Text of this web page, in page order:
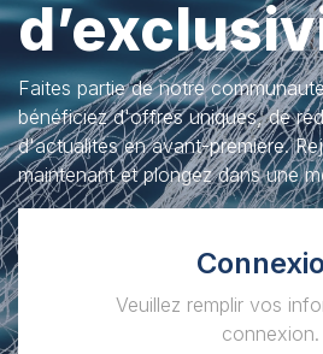
Faites partie de notre
bénéficiez d'offres uniques, de
d'actualités en avant-première.
maintenant et plongez dans une
Veuillez remplir vos
connexion.